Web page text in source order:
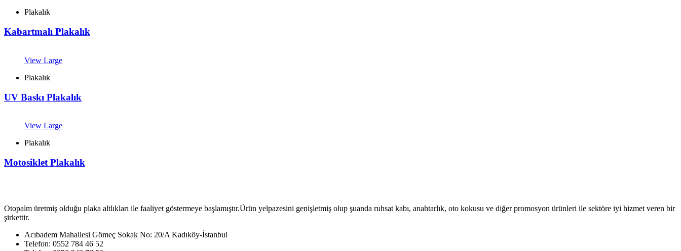
Plakalık
Kabartmalı Plakalık
View Large
Plakalık
UV Baskı Plakalık
View Large
Plakalık
Motosiklet Plakalık
Otopalm üretmiş olduğu plaka altlıkları ile faaliyet göstermeye başlamıştır.Ürün yelpazesini genişletmiş olup şuanda ruhsat kabı, anahtarlık, oto kokusu ve diğer promosyon ürünleri ile sektöre iyi hizmet veren bir
şirkettir.
Acıbadem Mahallesi Gömeç Sokak No: 20/A Kadıköy-İstanbul
Telefon: 0552 784 46 52